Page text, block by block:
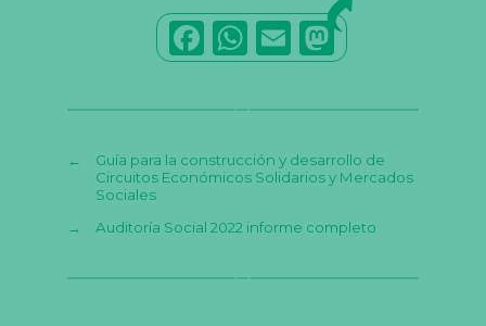
F
a
c
b
o
o
k
W
h
a
A
p
p
E
m
ai
M
a
st
d
o
n
←
Guía para la construcción y desarrollo de
Circuitos Económicos Solidarios y Mercados
Sociales
→
Auditoría Social 2022 informe completo